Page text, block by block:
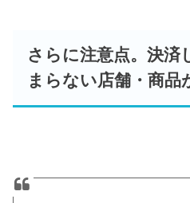
さらに注意点。決済
まらない店舗・商品